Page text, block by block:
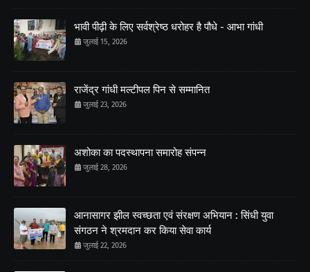
भावी पीढ़ी के लिए सर्वश्रेष्ठ धरोहर है पौधे - आभा गांधी
जुलाई 15, 2026
राजेंद्र गांधी मल्टीपल पिन से सम्मानित
जुलाई 23, 2026
अशोका का पदस्थापना समारोह संपन्न
जुलाई 28, 2026
आनासागर झील स्वच्छता एवं संरक्षण अभियान : सिंधी युवा
संगठन ने श्रमदान कर किया सेवा कार्य
जुलाई 22, 2026